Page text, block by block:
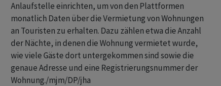
Anlaufstelle einrichten, um von den Plattformen
monatlich Daten über die Vermietung von Wohnungen
an Touristen zu erhalten. Dazu zählen etwa die Anzahl
der Nächte, in denen die Wohnung vermietet wurde,
wie viele Gäste dort untergekommen sind sowie die
genaue Adresse und eine Registrierungsnummer der
Wohnung./mjm/DP/jha